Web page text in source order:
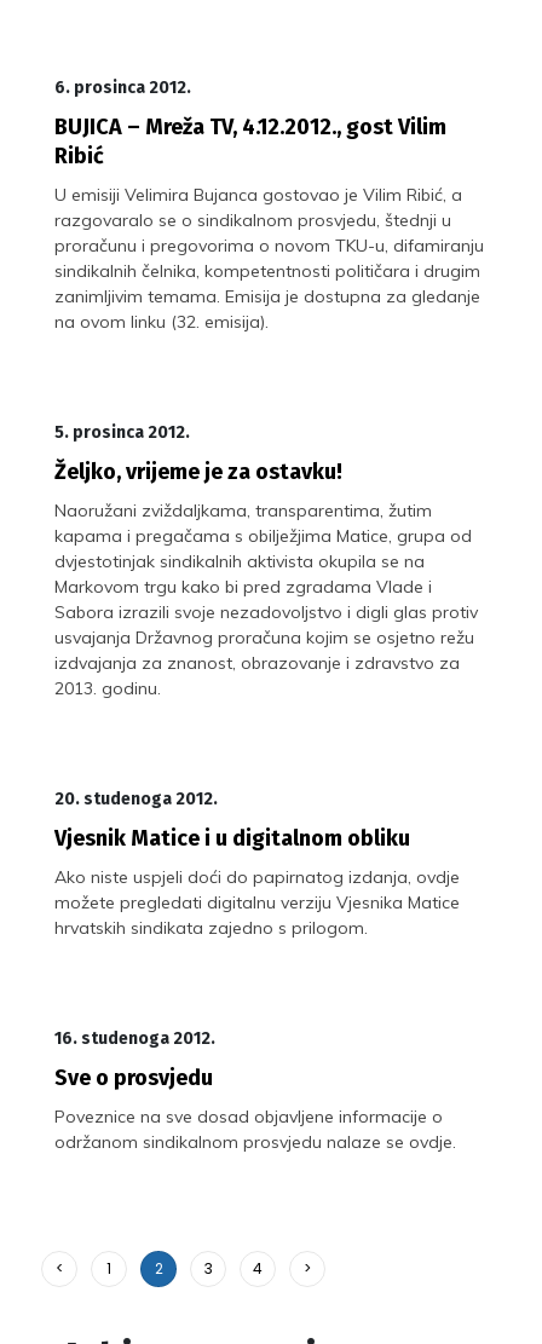
6. prosinca 2012.
BUJICA – Mreža TV, 4.12.2012., gost Vilim
Ribić
U emisiji Velimira Bujanca gostovao je Vilim Ribić, a
razgovaralo se o sindikalnom prosvjedu, štednji u
proračunu i pregovorima o novom TKU-u, difamiranju
sindikalnih čelnika, kompetentnosti političara i drugim
zanimljivim temama. Emisija je dostupna za gledanje
na ovom linku (32. emisija).
5. prosinca 2012.
Željko, vrijeme je za ostavku!
Naoružani zviždaljkama, transparentima, žutim
kapama i pregačama s obilježjima Matice, grupa od
dvjestotinjak sindikalnih aktivista okupila se na
Markovom trgu kako bi pred zgradama Vlade i
Sabora izrazili svoje nezadovoljstvo i digli glas protiv
usvajanja Državnog proračuna kojim se osjetno režu
izdvajanja za znanost, obrazovanje i zdravstvo za
2013. godinu.
20. studenoga 2012.
Vjesnik Matice i u digitalnom obliku
Ako niste uspjeli doći do papirnatog izdanja, ovdje
možete pregledati digitalnu verziju Vjesnika Matice
hrvatskih sindikata zajedno s prilogom.
16. studenoga 2012.
Sve o prosvjedu
Poveznice na sve dosad objavljene informacije o
održanom sindikalnom prosvjedu nalaze se ovdje.
< 1 2 3 4 >